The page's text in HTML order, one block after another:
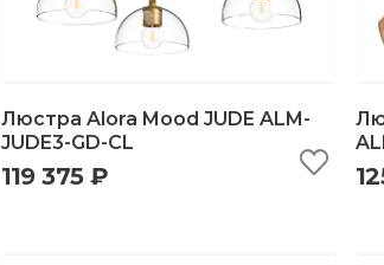
быстрый просмотр
Люстра Alora Mood JUDE ALM-
JUDE3-GD-CL
119 375 ₽